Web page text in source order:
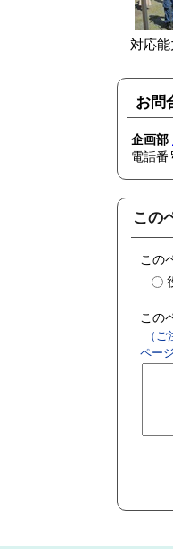
対応能
お問
企画部
電話番
この
この
この
（
ペー